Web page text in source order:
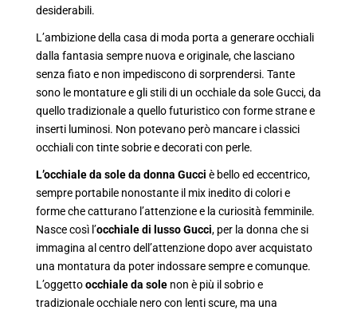
desiderabili.
L’ambizione della casa di moda porta a generare occhiali
dalla fantasia sempre nuova e originale, che lasciano
senza fiato e non impediscono di sorprendersi. Tante
sono le montature e gli stili di un occhiale da sole Gucci, da
quello tradizionale a quello futuristico con forme strane e
inserti luminosi. Non potevano però mancare i classici
occhiali con tinte sobrie e decorati con perle.
L’occhiale da sole da donna Gucci è bello ed eccentrico,
sempre portabile nonostante il mix inedito di colori e
forme che catturano l’attenzione e la curiosità femminile.
Nasce così l’occhiale di lusso Gucci, per la donna che si
immagina al centro dell’attenzione dopo aver acquistato
una montatura da poter indossare sempre e comunque.
L’oggettoocchiale da sole non è più il sobrio e
tradizionale occhiale nero con lenti scure, ma una